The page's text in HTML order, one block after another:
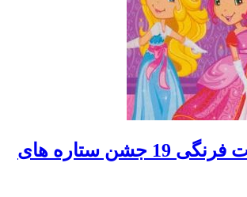
کتاب دختر توت فرنگی 19 جشن ستاره های